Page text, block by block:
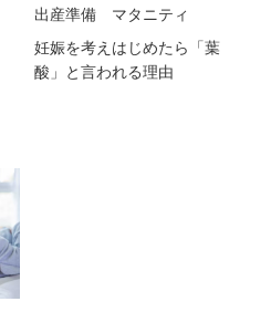
出産準備
マタニティ
妊娠を考えはじめたら「葉
酸」と言われる理由